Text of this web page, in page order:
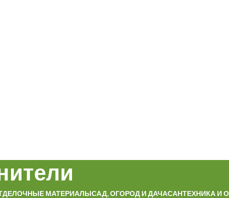
МАТЕРИАЛЫСАД, ОГОРОД И ДАЧАСАНТЕХНИКА И